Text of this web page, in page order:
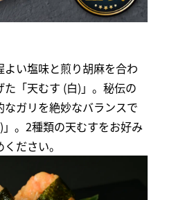
い塩味と煎り胡麻を合わ
「天むす (白)」。秘伝の
ガリを絶妙なバランスで
。2種類の天むすをお好み
ださい。